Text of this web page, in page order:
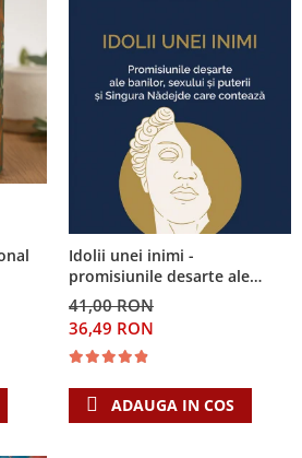
Idolii unei inimi -
promisiunile desarte ale
banilor, sexului si puterii si
Singura Nadejde care
conteaza
41,00 RON
36,49 RON
ADAUGA IN COS